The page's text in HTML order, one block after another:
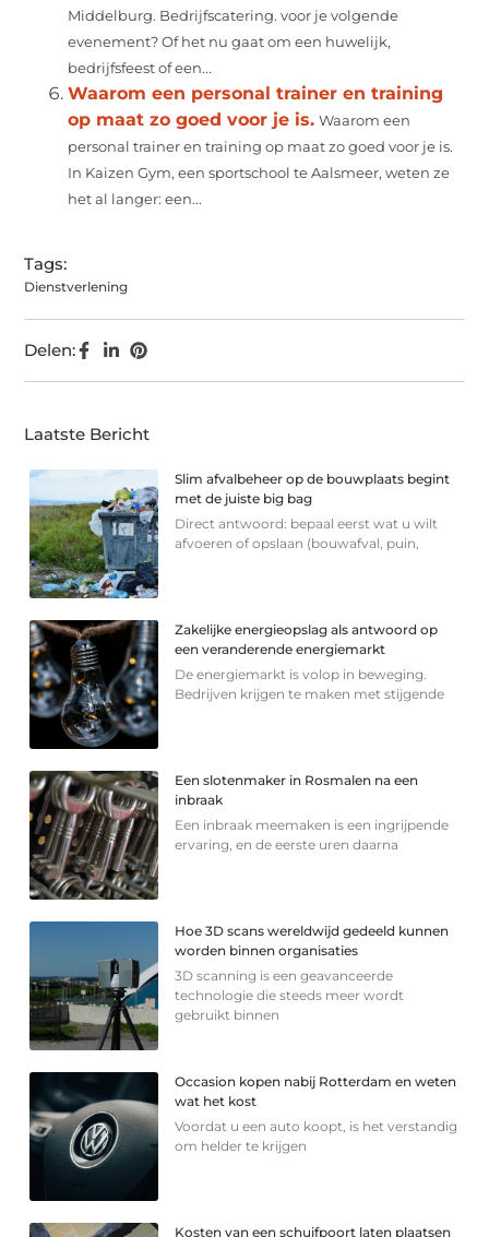
Middelburg. Bedrijfscatering. voor je volgende
evenement? Of het nu gaat om een huwelijk,
bedrijfsfeest of een...
Waarom een personal trainer en training
op maat zo goed voor je is. Waarom een
personal trainer en training op maat zo goed voor je is.
In Kaizen Gym, een sportschool te Aalsmeer, weten ze
het al langer: een...
Tags:
Dienstverlening
Delen:
Laatste Bericht
Slim afvalbeheer op de bouwplaats begint
met de juiste big bag
Direct antwoord: bepaal eerst wat u wilt
afvoeren of opslaan (bouwafval, puin,
Zakelijke energieopslag als antwoord op
een veranderende energiemarkt
De energiemarkt is volop in beweging.
Bedrijven krijgen te maken met stijgende
Een slotenmaker in Rosmalen na een
inbraak
Een inbraak meemaken is een ingrijpende
ervaring, en de eerste uren daarna
Hoe 3D scans wereldwijd gedeeld kunnen
worden binnen organisaties
3D scanning is een geavanceerde
technologie die steeds meer wordt
gebruikt binnen
Occasion kopen nabij Rotterdam en weten
wat het kost
Voordat u een auto koopt, is het verstandig
om helder te krijgen
Kosten van een schuifpoort laten plaatsen